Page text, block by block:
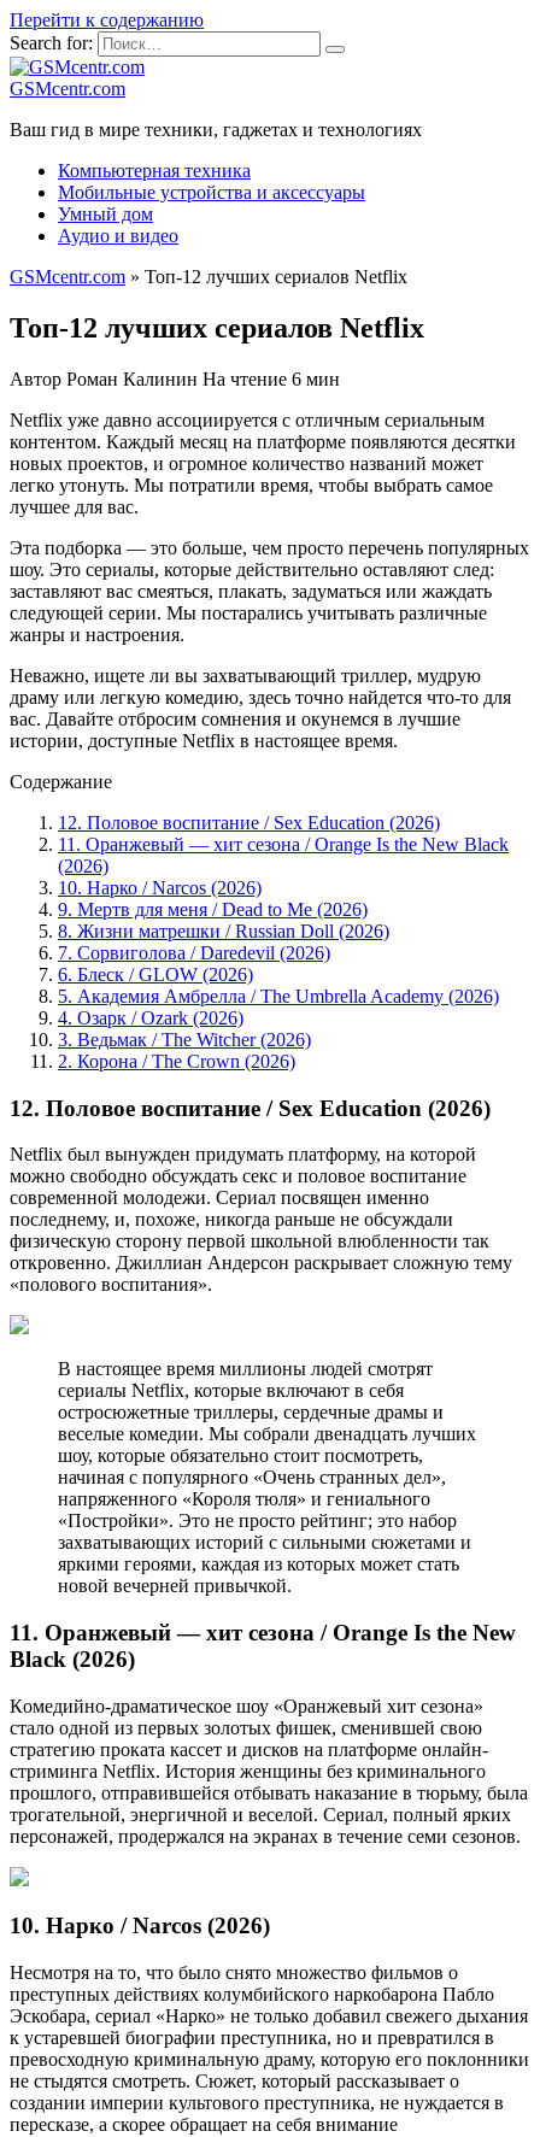
Перейти к содержанию
Search for:
GSMcentr.com
Ваш гид в мире техники, гаджетах и технологиях
Компьютерная техника
Мобильные устройства и аксессуары
Умный дом
Аудио и видео
GSMcentr.com » Топ-12 лучших сериалов Netflix
Топ-12 лучших сериалов Netflix
Автор Роман Калинин На чтение 6 мин
Netflix уже давно ассоциируется с отличным сериальным
контентом. Каждый месяц на платформе появляются десятки
новых проектов, и огромное количество названий может
легко утонуть. Мы потратили время, чтобы выбрать самое
лучшее для вас.
Эта подборка — это больше, чем просто перечень популярных
шоу. Это сериалы, которые действительно оставляют след:
заставляют вас смеяться, плакать, задуматься или жаждать
следующей серии. Мы постарались учитывать различные
жанры и настроения.
Неважно, ищете ли вы захватывающий триллер, мудрую
драму или легкую комедию, здесь точно найдется что-то для
вас. Давайте отбросим сомнения и окунемся в лучшие
истории, доступные Netflix в настоящее время.
Содержание
12. Половое воспитание / Sex Education (2026)
11. Оранжевый — хит сезона / Orange Is the New Black
(2026)
10. Нарко / Narcos (2026)
9. Мертв для меня / Dead to Me (2026)
8. Жизни матрешки / Russian Doll (2026)
7. Сорвиголова / Daredevil (2026)
6. Блеск / GLOW (2026)
5. Академия Амбрелла / The Umbrella Academy (2026)
4. Озарк / Ozark (2026)
3. Ведьмак / The Witcher (2026)
2. Корона / The Crown (2026)
12. Половое воспитание / Sex Education (2026)
Netflix был вынужден придумать платформу, на которой
можно свободно обсуждать секс и половое воспитание
современной молодежи. Сериал посвящен именно
последнему, и, похоже, никогда раньше не обсуждали
физическую сторону первой школьной влюбленности так
откровенно. Джиллиан Андерсон раскрывает сложную тему
«полового воспитания».
В настоящее время миллионы людей смотрят
сериалы Netflix, которые включают в себя
остросюжетные триллеры, сердечные драмы и
веселые комедии. Мы собрали двенадцать лучших
шоу, которые обязательно стоит посмотреть,
начиная с популярного «Очень странных дел»,
напряженного «Короля тюля» и гениального
«Постройки». Это не просто рейтинг; это набор
захватывающих историй с сильными сюжетами и
яркими героями, каждая из которых может стать
новой вечерней привычкой.
11. Оранжевый — хит сезона / Orange Is the New
Black (2026)
Кoмедийно-драматическое шоу «Оранжевый хит сезона»
стало одной из первых золотых фишек, сменившей свою
стратегию проката кассет и дисков на платформе онлайн-
стриминга Netflix. История женщины без криминального
прошлого, отправившейся отбывать наказание в тюрьму, была
трогательной, энергичной и веселой. Сериал, полный ярких
персонажей, продержался на экранах в течение семи сезонов.
10. Нарко / Narcos (2026)
Несмотря на то, что было снято множество фильмов о
преступных действиях колумбийского наркобарона Пабло
Эскобара, сериал «Нарко» не только добавил свежего дыхания
к устаревшей биографии преступника, но и превратился в
превосходную криминальную драму, которую его поклонники
не стыдятся смотреть. Сюжет, который рассказывает о
создании империи культового преступника, не нуждается в
пересказе, а скорее обращает на себя внимание